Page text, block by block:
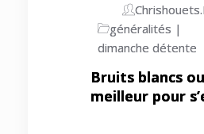
généralités
dimanche détente
Bruits blancs
meilleur pour